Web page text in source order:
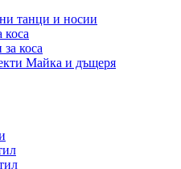
танци и носии
коса
коса
Майка и дъщеря